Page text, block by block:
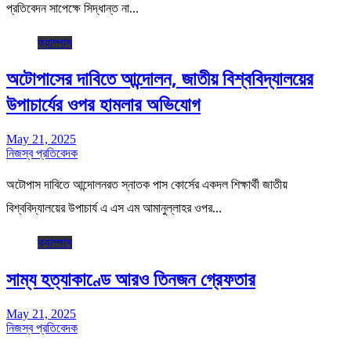
প্রতিবেদন সাপেক্ষে সিদ্ধান্ত না…
ক্যাম্পাস
অটোপাসের দাবিতে আন্দোলন, জাতীয় বিশ্ববিদ্যালয়ের
উপাচার্যের ওপর হামলার অভিযোগ
May 21, 2025
নিজস্ব প্রতিবেদক
অটোপাস দাবিতে আন্দোলনরত স্নাতক পাস কোর্সের একদল শিক্ষার্থী জাতীয়
বিশ্ববিদ্যালয়ের উপাচার্য এ এস এম আমানুল্লাহর ওপর…
ক্যাম্পাস
সাম্য হত্যাকাণ্ডে আরও তিনজন গ্রেফতার
May 21, 2025
নিজস্ব প্রতিবেদক